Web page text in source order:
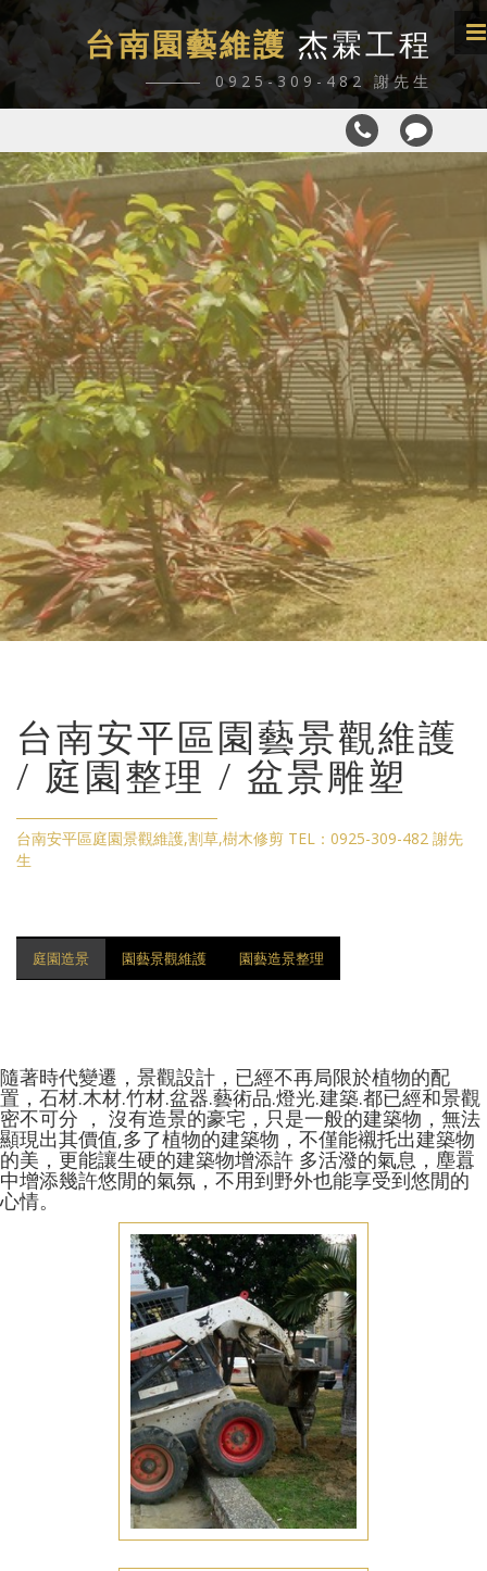
台南園藝維護杰霖工程
0925-309-482 謝先生
台南安平區園藝景觀維護
/ 庭園整理 / 盆景雕塑
台南安平區庭園景觀維護,割草,樹木修剪 TEL：0925-309-482 謝先
生
庭園造景 園藝景觀維護 園藝造景整理
隨著時代變遷，景觀設計，已經不再局限於植物的配
置，石材.木材.竹材.盆器.藝術品.燈光.建築.都已經和景觀
密不可分 ， 沒有造景的豪宅，只是一般的建築物，無法
顯現出其價值,多了植物的建築物，不僅能襯托出建築物
的美，更能讓生硬的建築物增添許 多活潑的氣息，塵囂
中增添幾許悠閒的氣氛，不用到野外也能享受到悠閒的
心情。
庭園佈置
台南安平區庭園佈置